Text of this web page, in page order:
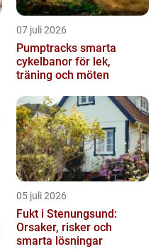
07 juli 2026
Pumptracks smarta
cykelbanor för lek,
träning och möten
05 juli 2026
Fukt i Stenungsund:
Orsaker, risker och
smarta lösningar